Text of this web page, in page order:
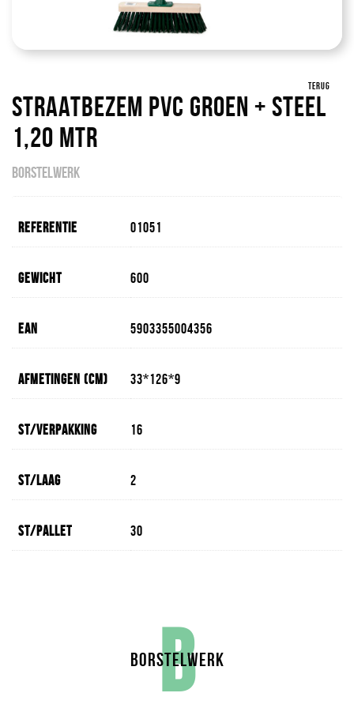
TERUG
Straatbezem Pvc Groen + Steel
1,20 Mtr
BORSTELWERK
Referentie 01051
Gewicht 600
EAN 5903355004356
Afmetingen (cm) 33*126*9
St/verpakking 16
St/laag 2
St/pallet 30
B
BORSTELWERK